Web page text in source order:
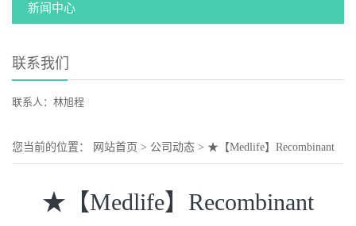
新闻中心
联系我们
联系人：林旭程
您当前的位置： 网站首页 > 公司动态 > ★【Medlife】Recombinant
★【Medlife】Recombinant